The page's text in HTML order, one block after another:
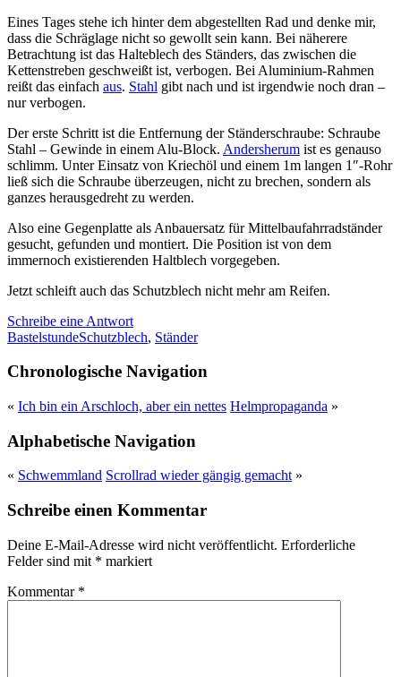
Eines Tages stehe ich hinter dem abgestellten Rad und denke mir,
dass die Schräglage nicht so gewollt sein kann. Bei näherere
Betrachtung ist das Halteblech des Ständers, das zwischen die
Kettenstreben geschweißt ist, verbogen. Bei Aluminium-Rahmen
reißt das einfach aus. Stahl gibt nach und ist irgendwie noch dran –
nur verbogen.
Der erste Schritt ist die Entfernung der Ständerschraube: Schraube
Stahl – Gewinde in einem Alu-Block. Andersherum ist es genauso
schlimm. Unter Einsatz von Kriechöl und einem 1m langen 1″-Rohr
ließ sich die Schraube überzeugen, nicht zu brechen, sondern als
ganzes herausgedreht zu werden.
Also eine Gegenplatte als Anbauersatz für Mittelbaufahrradständer
gesucht, gefunden und montiert. Die Position ist von dem
immernoch existierenden Haltblech vorgegeben.
Jetzt schleift auch das Schutzblech nicht mehr am Reifen.
Schreibe eine Antwort
BastelstundeSchutzblech, Ständer
Chronologische Navigation
« Ich bin ein Arschloch, aber ein nettes Helmpropaganda »
Alphabetische Navigation
« Schwemmland Scrollrad wieder gängig gemacht »
Schreibe einen Kommentar
Deine E-Mail-Adresse wird nicht veröffentlicht. Erforderliche
Felder sind mit * markiert
Kommentar *